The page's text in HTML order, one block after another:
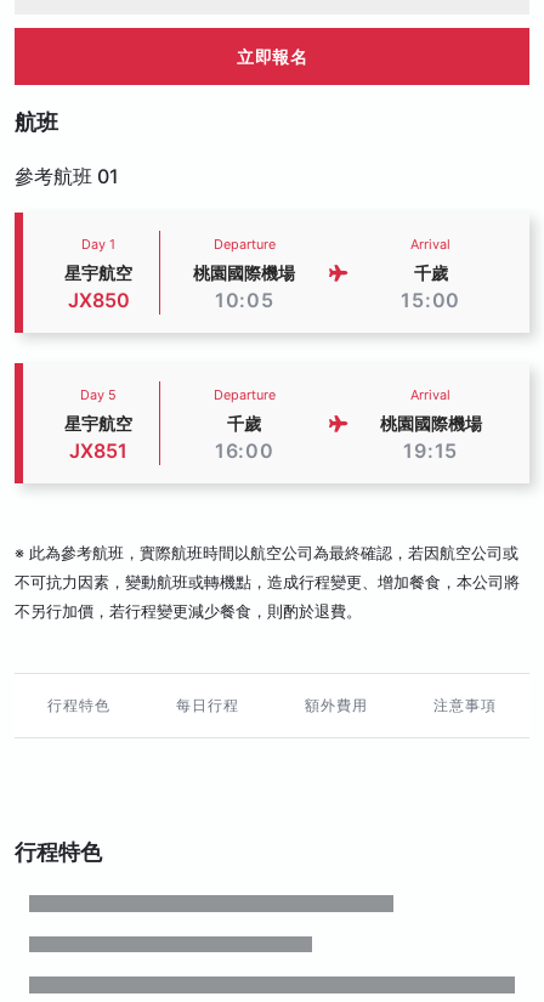
立即報名
航班
參考航班 01
Day 1
星宇航空
JX850
Departure
桃園國際機場
10:05
Arrival
千歲
15:00
Day 5
星宇航空
JX851
Departure
千歲
16:00
Arrival
桃園國際機場
19:15
※ 此為參考航班，實際航班時間以航空公司為最終確認，若因航空公司或
不可抗力因素，變動航班或轉機點，造成行程變更、增加餐食，本公司將
不另行加價，若行程變更減少餐食，則酌於退費。
行程特色 每日行程 額外費用 注意事項
行程特色